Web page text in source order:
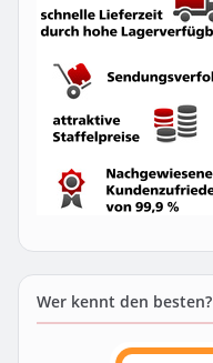
Wer kennt den besten?